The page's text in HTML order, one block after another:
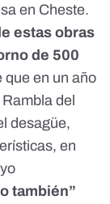
en Cheste.
estas obras
de 500
que en un año
del
desagüe,
en
también”